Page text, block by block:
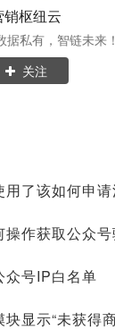
销枢纽云
据私有，智链未来！
关注
了该如何申请
作获取公众号
众号IP白名单